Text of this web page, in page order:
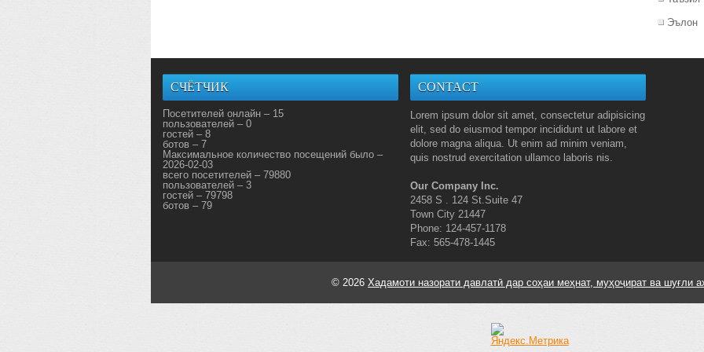
Эълон
СЧЁТЧИК
Посетителей онлайн – 15
пользователей – 0
гостей – 8
ботов – 7
Максимальное количество посещений было –
2026-02-03
всего посетителей – 79880
пользователей – 3
гостей – 79798
ботов – 79
CONTACT
Lorem ipsum dolor sit amet, consectetur adipisicing
elit, sed do eiusmod tempor incididunt ut labore et
dolore magna aliqua. Ut enim ad minim veniam,
quis nostrud exercitation ullamco laboris nis.
Our Company Inc.
2458 S . 124 St.Suite 47
Town City 21447
Phone: 124-457-1178
Fax: 565-478-1445
© 2026 Хадамоти назорати давлатӣ дар соҳаи меҳнат, муҳоҷират ва шуғли